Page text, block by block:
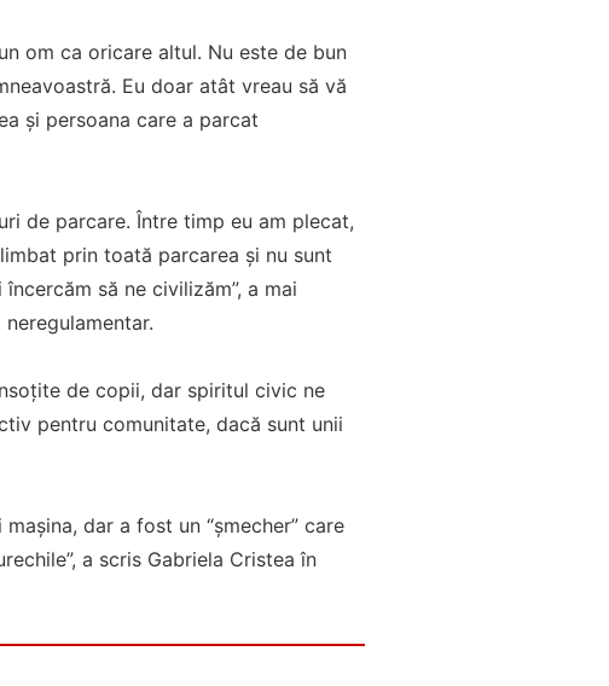
om ca oricare altul. Nu este de bun
Eu doar atât vreau să vă
și persoana care a parcat
de parcare. Între timp eu am plecat,
prin toată parcarea și nu sunt
să ne civilizăm”, a mai
de copii, dar spiritul civic ne
pentru comunitate, dacă sunt unii
dar a fost un “șmecher” care
a scris Gabriela Cristea în